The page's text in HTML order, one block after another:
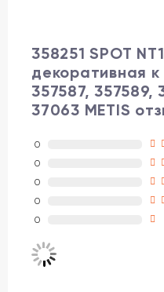
358251 SPOT
декоративная
357587, 357589,
37063 METIS
0
0
0
0
0